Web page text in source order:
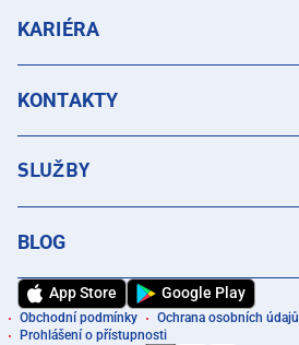
KARIÉRA
KONTAKTY
SLUŽBY
BLOG
App Store Google Play
Obchodní podmínky Ochrana osobních údajů
Prohlášení o přístupnosti